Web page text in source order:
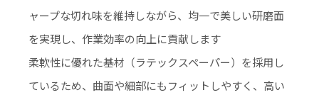
ャープな切れ味を維持しながら、均一で美しい研磨面
を実現し、作業効率の向上に貢献します
柔軟性に優れた基材（ラテックスペーパー）を採用し
ているため、曲面や細部にもフィットしやすく、高い